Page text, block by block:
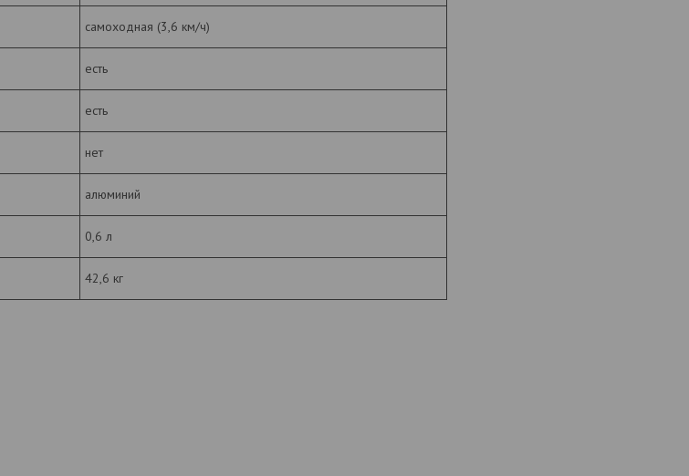
самоходная (3,6 км/ч)
есть
есть
нет
алюминий
0,6 л
42,6 кг